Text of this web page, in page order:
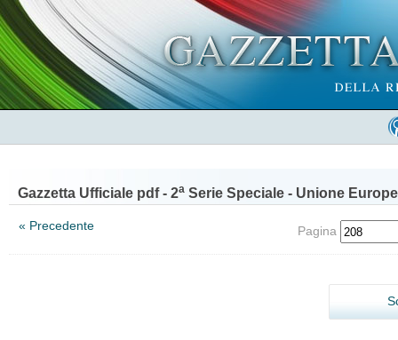
Gazzetta Ufficiale pdf - 2a Serie Speciale - Unione
« Precedente Pagina